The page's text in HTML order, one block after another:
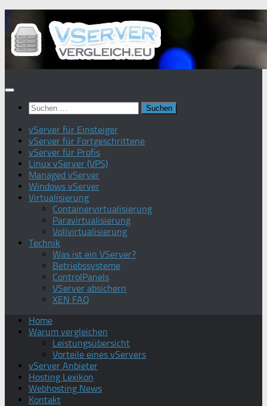
Inhalt
springen
Suchen
nach:
vServer für Einsteiger
vServer für Fortgeschrittene
vServer für Profis
Linux vServer (VPS)
Managed vServer
Windows vServer
Virtualisierung
Containervirtualisierung
Paravirtualisierung
Vollvirtualisierung
Technik
Was ist ein VServer?
Betriebssysteme
ControlPanels
VServer absichern
XEN FAQ
Home
Warum vergleichen
Leistungsübersicht
Vorteile eines vServers
vServer Anbieter
Hosting Lexikon
Webhosting News
Kontakt